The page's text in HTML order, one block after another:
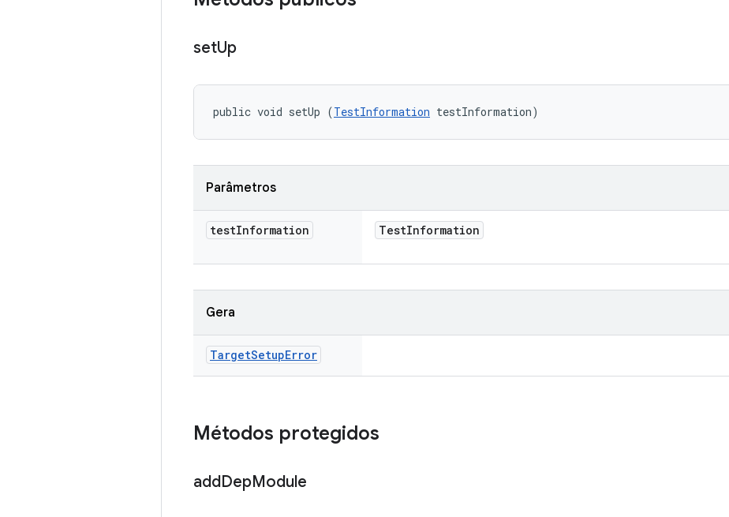
setUp
public void setUp (TestInformation testInformation)
Parâmetros
testInformation TestInformation
Gera
TargetSetupError
Métodos protegidos
addDepModule